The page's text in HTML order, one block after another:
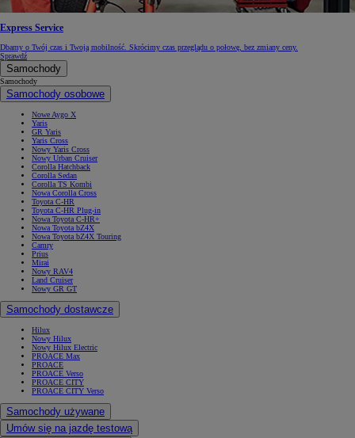
Express Service
Dbamy o Twój czas i Twoją mobilność. Skrócimy czas przeglądu o połowę, bez zmiany ceny.
Sprawdź
Samochody
Samochody
Samochody osobowe
Nowe Aygo X
Yaris
GR Yaris
Yaris Cross
Nowy Yaris Cross
Nowy Urban Cruiser
Corolla Hatchback
Corolla Sedan
Corolla TS Kombi
Nowa Corolla Cross
Toyota C-HR
Toyota C-HR Plug-in
Nowa Toyota C-HR+
Nowa Toyota bZ4X
Nowa Toyota bZ4X Touring
Camry
Prius
Mirai
Nowy RAV4
Land Cruiser
Nowy GR GT
Samochody dostawcze
Hilux
Nowy Hilux
Nowy Hilux Electric
PROACE Max
PROACE
PROACE Verso
PROACE CITY
PROACE CITY Verso
Samochody używane
Umów się na jazdę testową